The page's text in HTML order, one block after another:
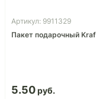
Артикул: 9911329
Пакет подарочный
5.50